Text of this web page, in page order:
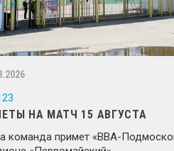
НА МАТЧ 15 АВГУСТА
команда примет «ВВА-